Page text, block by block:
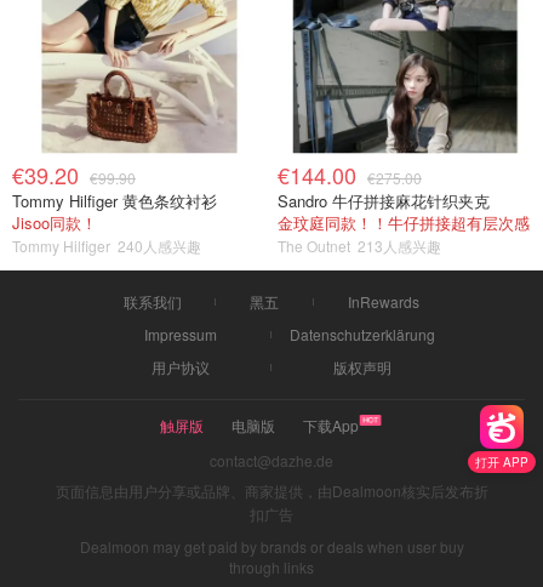
打开 APP
€39.20 €99.90
Tommy Hilfiger 黄色条纹衬衫
Jisoo同款！
Tommy Hilfiger 240人感兴趣
€144.00 €275.00
Sandro 牛仔拼接麻花针织夹克
金玟庭同款！！牛仔拼接超有层次感
The Outnet 213人感兴趣
联系我们 黑五
InRewards
Impressum
Datenschutzerklärung
用户协议
版权声明
触屏版 电脑版
下载App
contact@dazhe.de
页面信息由用户分享或品牌、商家提供，由Dealmoon核实后发布折
扣广告
Dealmoon may get paid by brands or deals when user buy
through links